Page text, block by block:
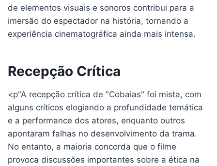
de elementos visuais e sonoros contribui para a
imersão do espectador na história, tornando a
experiência cinematográfica ainda mais intensa.
Recepção Crítica
<p"A recepção crítica de "Cobaias" foi mista, com
alguns críticos elogiando a profundidade temática
e a performance dos atores, enquanto outros
apontaram falhas no desenvolvimento da trama.
No entanto, a maioria concorda que o filme
provoca discussões importantes sobre a ética na